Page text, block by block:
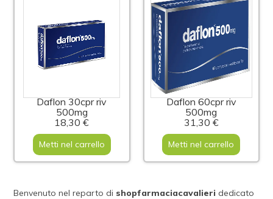
Daflon 30cpr riv
500mg
18,30 €
Metti nel carrello
Daflon 60cpr riv
500mg
31,30 €
Metti nel carrello
Benvenuto nel reparto di shopfarmaciacavalieridedicato